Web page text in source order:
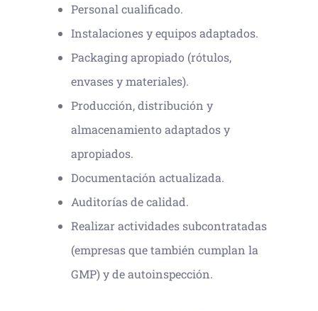
Personal cualificado.
Instalaciones y equipos adaptados.
Packaging apropiado (rótulos,
envases y materiales).
Producción, distribución y
almacenamiento adaptados y
apropiados.
Documentación actualizada.
Auditorías de calidad.
Realizar actividades subcontratadas
(empresas que también cumplan la
GMP) y de autoinspección.